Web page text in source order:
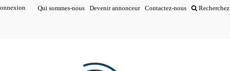
Qui sommes-nous Devenir annonceur Contactez-nous Recherchez